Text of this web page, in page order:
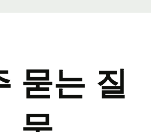
묻는 질